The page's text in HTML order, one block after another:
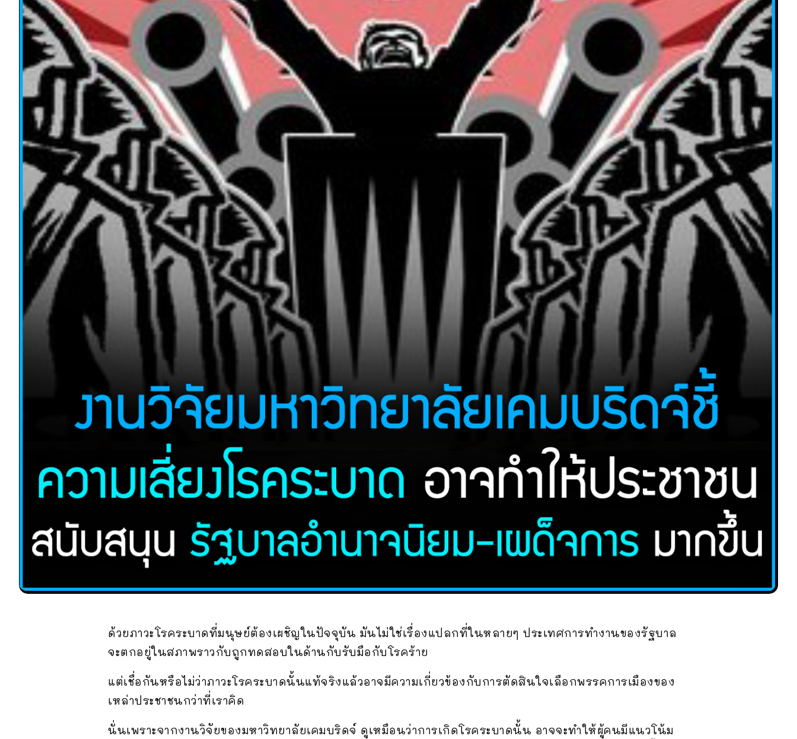
ด้วยภาวะโรคระบาดที่มนุษย์ต้องเผชิญในปัจจุบัน มันไม่ใช่เรื่องแปลกที่ในหลายๆ ประเทศการทำงานของรัฐบาล
จะตกอยู่ในสภาพราวกับถูกทดสอบในด้านกับรับมือกับโรคร้าย
แต่เชื่อกันหรือไม่ว่าภาวะโรคระบาดนั้นแท้จริงแล้วอาจมีความเกี่ยวข้องกับการตัดสินใจเลือกพรรคการเมืองของ
เหล่าประชาชนกว่าที่เราคิด
นั่นเพราะจากงานวิจัยของมหาวิทยาลัยเคมบริดจ์ ดูเหมือนว่าการเกิดโรคระบาดนั้น อาจจะทำให้ผู้คนมีแนวโน้ม